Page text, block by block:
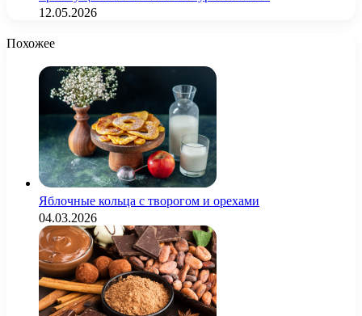
12.05.2026
Похожее
Яблочные кольца с творогом и орехами
04.03.2026